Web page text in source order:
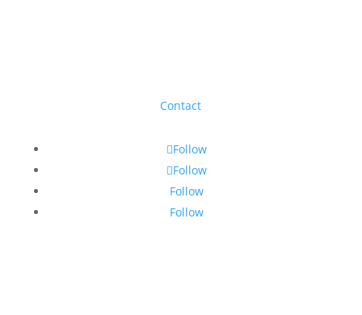
Contact
Follow
Follow
Follow
Follow